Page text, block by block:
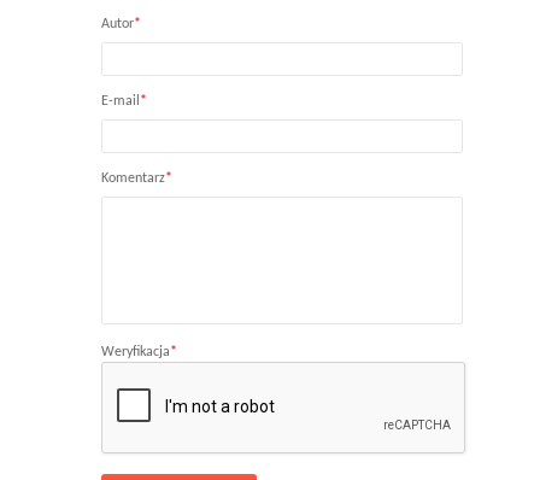
Autor*
E-mail *
Komentarz*
Weryfikacja*